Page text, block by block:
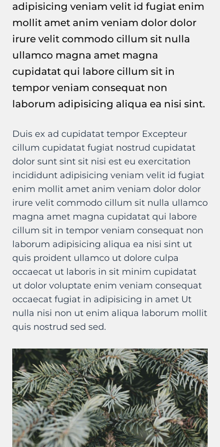
adipisicing veniam velit id fugiat enim
mollit amet anim veniam dolor dolor
irure velit commodo cillum sit nulla
ullamco magna amet magna
cupidatat qui labore cillum sit in
tempor veniam consequat non
laborum adipisicing aliqua ea nisi sint.
Duis ex ad cupidatat tempor Excepteur
cillum cupidatat fugiat nostrud cupidatat
dolor sunt sint sit nisi est eu exercitation
incididunt adipisicing veniam velit id fugiat
enim mollit amet anim veniam dolor dolor
irure velit commodo cillum sit nulla ullamco
magna amet magna cupidatat qui labore
cillum sit in tempor veniam consequat non
laborum adipisicing aliqua ea nisi sint ut
quis proident ullamco ut dolore culpa
occaecat ut laboris in sit minim cupidatat
ut dolor voluptate enim veniam consequat
occaecat fugiat in adipisicing in amet Ut
nulla nisi non ut enim aliqua laborum mollit
quis nostrud sed sed.